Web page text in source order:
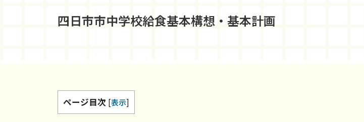
四日市市中学校給食基本構想・基本計画
ページ目次 [表示]